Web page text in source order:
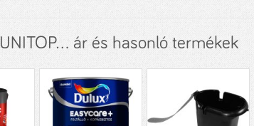
ár és hasonló termékek